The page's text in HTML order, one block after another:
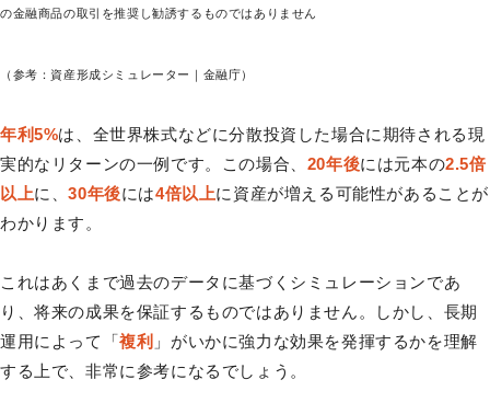
の金融商品の取引を推奨し勧誘するものではありません
（参考：資産形成シミュレーター｜金融庁）
年利5%は、全世界株式などに分散投資した場合に期待される現
実的なリターンの一例です。この場合、 20年後には元本の2.5倍
以上に、30年後には4倍以上に資産が増える可能性があることが
わかります。
これはあくまで過去のデータに基づくシミュレーションであ
り、将来の成果を保証するものではありません。しかし、長期
運用によって「複利 」がいかに強力な効果を発揮するかを理解
する上で、非常に参考になるでしょう。